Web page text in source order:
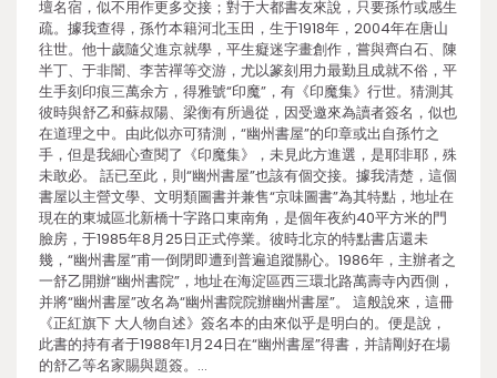
壇名宿，似不用作更多交接；對于大都書友來說，只要孫竹或感生
疏。據我查得，孫竹本籍河北玉田，生于1918年，2004年在唐山
往世。他十歲隨父進京就學，平生癡迷字畫創作，嘗與齊白石、陳
半丁、于非闇、李苦禪等交游，尤以篆刻用力最勤且成就不俗，平
生手刻印痕三萬余方，得雅號“印魔”，有《印魔集》行世。猜測其
彼時與舒乙和蘇叔陽、梁衡有所過從，因受邀來為讀者簽名，似也
在道理之中。由此似亦可猜測，“幽州書屋”的印章或出自孫竹之
手，但是我細心查閱了《印魔集》，未見此方進選，是耶非耶，殊
未敢必。 話已至此，則“幽州書屋”也該有個交接。據我清楚，這個
書屋以主營文學、文明類圖書并兼售“京味圖書”為其特點，地址在
現在的東城區北新橋十字路口東南角，是個年夜約40平方米的門
臉房，于1985年8月25日正式停業。彼時北京的特點書店還未
幾，“幽州書屋”甫一倒閉即遭到普遍追蹤關心。1986年，主辦者之
一舒乙開辦“幽州書院”，地址在海淀區西三環北路萬壽寺內西側，
并將“幽州書屋”改名為“幽州書院院辦幽州書屋”。 這般說來，這冊
《正紅旗下 大人物自述》簽名本的由來似乎是明白的。便是說，
此書的持有者于1988年1月24日在“幽州書屋”得書，并請剛好在場
的舒乙等名家賜與題簽。…